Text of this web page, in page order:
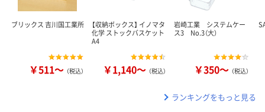
ブリックス 吉川国工業所
￥511～ （税込）
【収納ボックス】 イノマタ
化学 ストックバスケット
A4
￥1,140～ （税込）
岩崎工業 システムケー
ス3 No.3（大）
￥350～ （税込）
ランキングをもっと見る